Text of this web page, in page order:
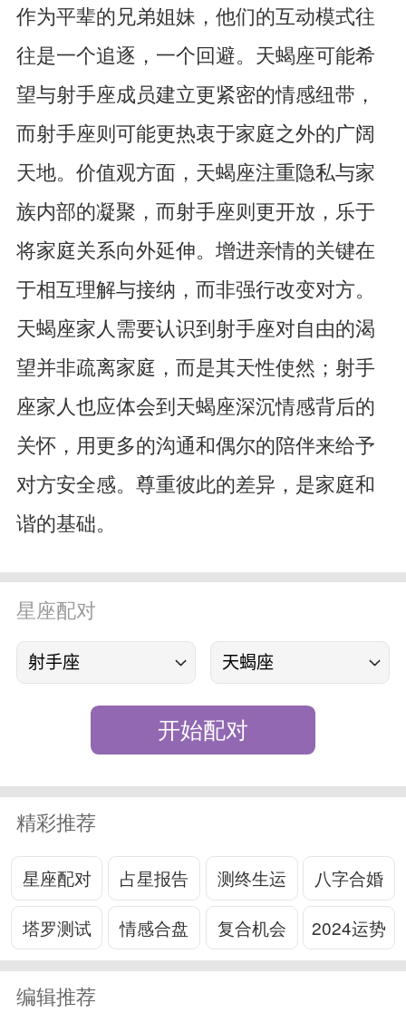
作为平辈的兄弟姐妹，他们的互动模式往
往是一个追逐，一个回避。天蝎座可能希
望与射手座成员建立更紧密的情感纽带，
而射手座则可能更热衷于家庭之外的广阔
天地。价值观方面，天蝎座注重隐私与家
族内部的凝聚，而射手座则更开放，乐于
将家庭关系向外延伸。增进亲情的关键在
于相互理解与接纳，而非强行改变对方。
天蝎座家人需要认识到射手座对自由的渴
望并非疏离家庭，而是其天性使然；射手
座家人也应体会到天蝎座深沉情感背后的
关怀，用更多的沟通和偶尔的陪伴来给予
对方安全感。尊重彼此的差异，是家庭和
谐的基础。
星座配对
开始配对
精彩推荐
星座配对 占星报告 测终生运 八字合婚
塔罗测试 情感合盘 复合机会 2024运势
编辑推荐